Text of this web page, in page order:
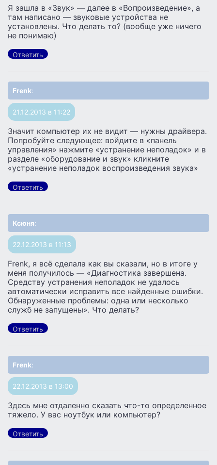
Я зашла в «Звук» — далее в «Вопроизведение», а
там написано — звуковые устройства не
установлены. Что делать то? (вообще уже ничего
не понимаю)
Ответить
Frenk:
21.12.2013 в 11:22
Значит компьютер их не видит — нужны драйвера.
Попробуйте следующее: войдите в «панель
управления» нажмите «устранение неполадок» и в
разделе «оборудование и звук» кликните
«устранение неполадок воспроизведения звука»
Ответить
Ксюня:
22.12.2013 в 11:13
Frenk, я всё сделала как вы сказали, но в итоге у
меня получилось — «Диагностика завершена.
Средству устранения неполадок не удалось
автоматически исправить все найденные ошибки.
Обнаруженные проблемы: одна или несколько
служб не запущены». Что делать?
Ответить
Frenk:
22.12.2013 в 13:00
Здесь мне отдаленно сказать что-то определенное
тяжело. У вас ноутбук или компьютер?
Ответить